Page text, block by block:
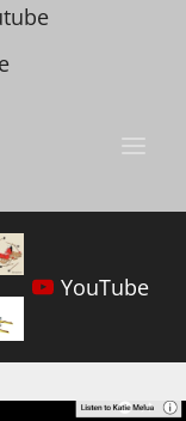
YouTube